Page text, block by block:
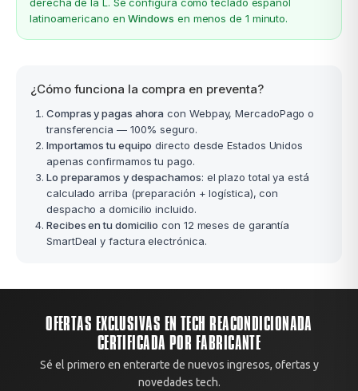
latinoamericano enWindows en menos de 1 minuto.
¿Cómo funciona la compra en preventa?
Compras y pagas ahora con Webpay, MercadoPago o
transferencia — 100% seguro.
Importamos tu equipo directo desde Estados Unidos
apenas confirmamos tu pago.
Lo preparamos y despachamos: el plazo total ya está
calculado arriba (preparación + logística), con
despacho a domicilio incluido.
Recibes en tu domicilio con 12 meses de garantía
SmartDeal y factura electrónica.
OFERTAS EXCLUSIVAS EN TECH REACONDICIONADA
CERTIFICADA POR FABRICANTE
Sé el primero en enterarte de nuevos ingresos, ofertas y
novedades tech.